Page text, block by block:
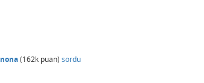
(162k puan) sordu